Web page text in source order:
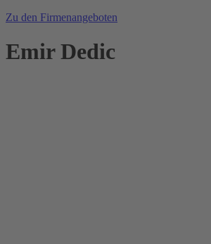
Zu den Firmenangeboten
Emir Dedic